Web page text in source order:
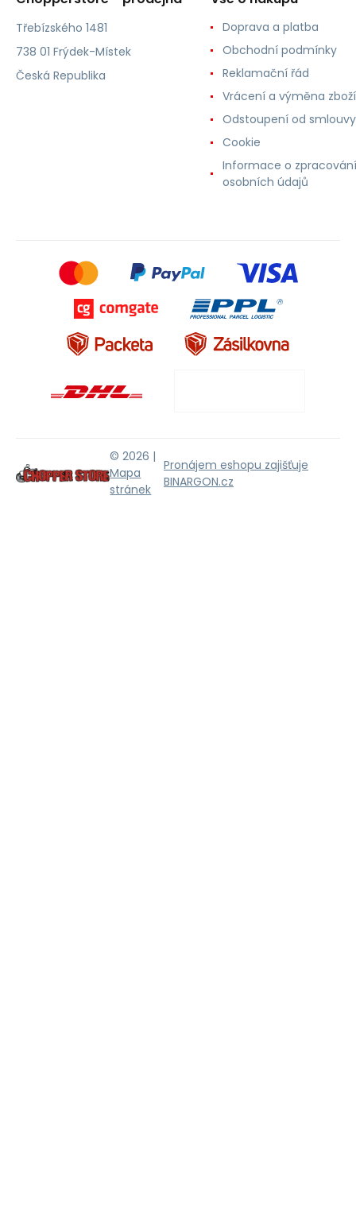
Třebízského 1481
738 01 Frýdek-Místek
Česká Republika
Doprava a platba
Obchodní podmínky
Reklamační řád
Vrácení a výměna zboží
Odstoupení od smlouvy
Cookie
Informace o zpracování
osobních údajů
© 2026 |
Mapa
stránek
Pronájem eshopu zajišťuje
BINARGON.cz